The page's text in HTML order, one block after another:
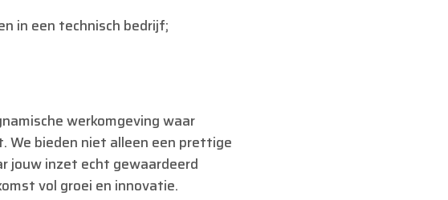
in een technisch bedrijf;
werkomgeving waar
We bieden niet alleen een prettige
jouw inzet echt gewaardeerd
vol groei en innovatie.